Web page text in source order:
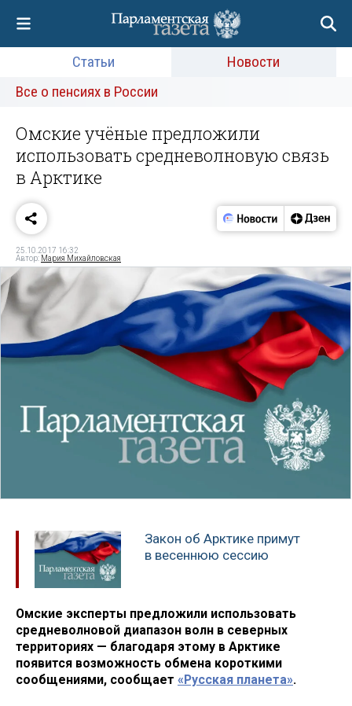
Статьи
Новости
Все о пенсиях в России
Омские учёные предложили
использовать средневолновую связь
в Арктике
25.10.2017 16:32
Автор: Мария Михайловская
Закон об Арктике примут
в весеннюю сессию
Омские эксперты предложили использовать
средневолновой диапазон волн в северных
территориях — благодаря этому в Арктике
появится возможность обмена короткими
сообщениями, сообщает «Русская планета».